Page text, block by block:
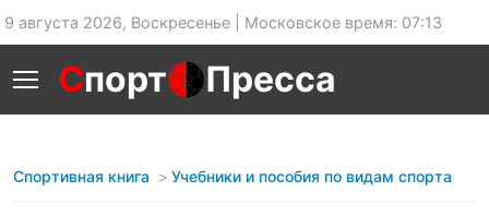
9 августа 2026, Воскресенье | Московское время: 07:13
Спорт Пресса
Спортивная книга Учебники и пособия по видам спорта